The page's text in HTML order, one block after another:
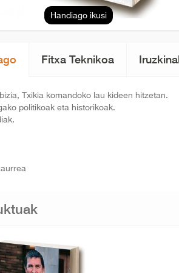
Handiago ikusi
Fitxa Teknikoa
Txikia komandoko lau kideen hitzetan.
politikoak eta historikoak.